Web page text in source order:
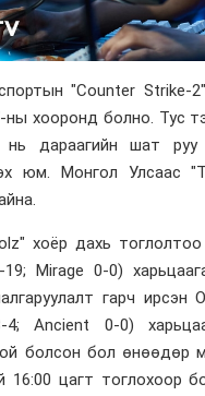
"Counter Strike-
ны хооронд болно. Тус
нь дараагийн шат
юм. Монгол Улсаас
хоёр дахь
Mirage 0-0)
гарч
4; Ancient 0-0)
болсон бол өнөөдөр
16:00 цагт тоглохоор